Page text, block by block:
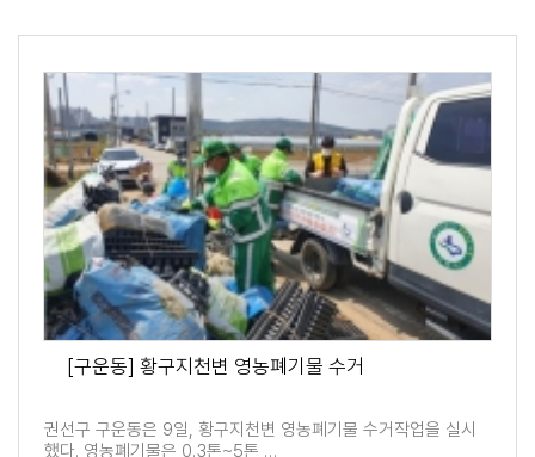
[구운동] 황구지천변 영농폐기물 수거
권선구 구운동은 9일, 황구지천변 영농폐기물 수거작업을 실시
했다. 영농폐기물은 0.3톤~5톤 …